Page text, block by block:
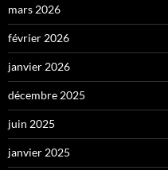
mars 2026
février 2026
janvier 2026
décembre 2025
juin 2025
janvier 2025